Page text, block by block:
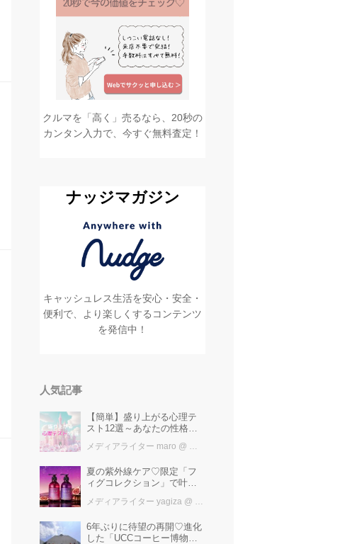
クルマを「高く」売るなら、20秒の
カンタン入力で、今すぐ無料査定！
ナッジマガジン
キャッシュレス生活を安心・安全・
便利で、より楽しくするコンテンツ
を発信中！
人気記事
【簡単】盛り上がる心理テ
スト12選～あなたの性格を
メディアライター maro @ カワコレメディア編集部
夏の紫外線ケア♡限定「フ
ィグコレクション」で叶え
メディアライター yagiza @ カワコレメディア編集部
6年ぶりに待望の再開♡進化
した「UCCコーヒー博物